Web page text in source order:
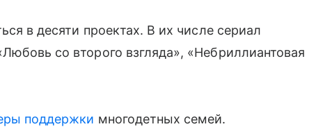
в десяти проектах. В их числе сериал
со второго взгляда», «Небриллиантовая
поддержки многодетных семей.